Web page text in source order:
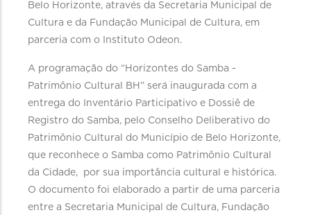
Belo Horizonte, através da Secretaria Municipal de
Cultura e da Fundação Municipal de Cultura, em
parceria com o Instituto Odeon.
A programação do “Horizontes do Samba -
Patrimônio Cultural BH” será inaugurada com a
entrega do Inventário Participativo e Dossiê de
Registro do Samba, pelo Conselho Deliberativo do
Patrimônio Cultural do Município de Belo Horizonte,
que reconhece o Samba como Patrimônio Cultural
da Cidade, por sua importância cultural e histórica.
O documento foi elaborado a partir de uma parceria
entre a Secretaria Municipal de Cultura, Fundação